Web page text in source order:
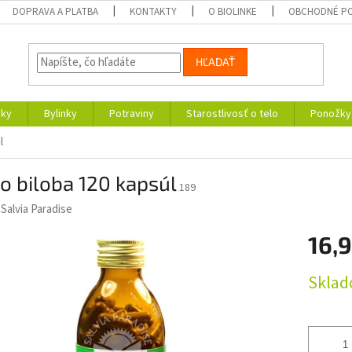
DOPRAVA A PLATBA KONTAKTY O BIOLINKE OBCHODNÉ
HĽADAŤ
Bylinky Potraviny Starostlivosť o telo Ponožky
biloba 120 kapsúl189
Salvia Paradise
cena: